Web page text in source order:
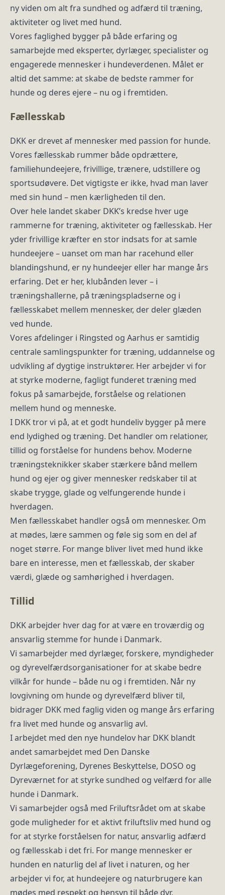
ny viden om alt fra sundhed og adfærd til træning,
aktiviteter og livet med hund.
Vores faglighed bygger på både erfaring og
samarbejde med eksperter, dyrlæger, specialister og
engagerede mennesker i hundeverdenen. Målet er
altid det samme: at skabe de bedste rammer for
hunde og deres ejere – nu og i fremtiden.
Fællesskab
DKK er drevet af mennesker med passion for hunde.
Vores fællesskab rummer både opdrættere,
familiehundeejere, frivillige, trænere, udstillere og
sportsudøvere. Det vigtigste er ikke, hvad man laver
med sin hund – men kærligheden til den.
Over hele landet skaber DKK’s kredse hver uge
rammerne for træning, aktiviteter og fællesskab. Her
yder frivillige kræfter en stor indsats for at samle
hundeejere – uanset om man har racehund eller
blandingshund, er ny hundeejer eller har mange års
erfaring. Det er her, klubånden lever – i
træningshallerne, på træningspladserne og i
fællesskabet mellem mennesker, der deler glæden
ved hunde.
Vores afdelinger i Ringsted og Aarhus er samtidig
centrale samlingspunkter for træning, uddannelse og
udvikling af dygtige instruktører. Her arbejder vi for
at styrke moderne, fagligt funderet træning med
fokus på samarbejde, forståelse og relationen
mellem hund og menneske.
I DKK tror vi på, at et godt hundeliv bygger på mere
end lydighed og træning. Det handler om relationer,
tillid og forståelse for hundens behov. Moderne
træningsteknikker skaber stærkere bånd mellem
hund og ejer og giver mennesker redskaber til at
skabe trygge, glade og velfungerende hunde i
hverdagen.
Men fællesskabet handler også om mennesker. Om
at mødes, lære sammen og føle sig som en del af
noget større. For mange bliver livet med hund ikke
bare en interesse, men et fællesskab, der skaber
værdi, glæde og samhørighed i hverdagen.
Tillid
DKK arbejder hver dag for at være en troværdig og
ansvarlig stemme for hunde i Danmark.
Vi samarbejder med dyrlæger, forskere, myndigheder
og dyrevelfærdsorganisationer for at skabe bedre
vilkår for hunde – både nu og i fremtiden. Når ny
lovgivning om hunde og dyrevelfærd bliver til,
bidrager DKK med faglig viden og mange års erfaring
fra livet med hunde og ansvarlig avl.
I arbejdet med den nye hundelov har DKK blandt
andet samarbejdet med Den Danske
Dyrlægeforening, Dyrenes Beskyttelse, DOSO og
Dyreværnet for at styrke sundhed og velfærd for alle
hunde i Danmark.
Vi samarbejder også med Friluftsrådet om at skabe
gode muligheder for et aktivt friluftsliv med hund og
for at styrke forståelsen for natur, ansvarlig adfærd
og fællesskab i det fri. For mange mennesker er
hunden en naturlig del af livet i naturen, og her
arbejder vi for, at hundeejere og naturbrugere kan
mødes med respekt og hensyn til både dyr,